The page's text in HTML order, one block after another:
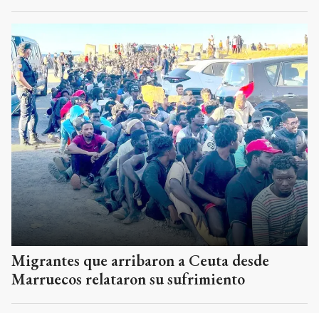
Migrantes que arribaron a Ceuta desde
Marruecos relataron su sufrimiento